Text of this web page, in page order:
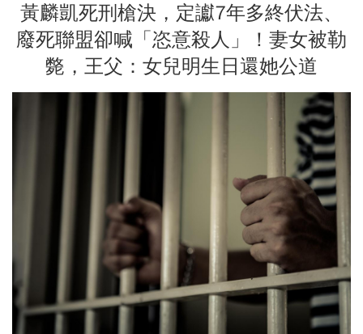
黃麟凱死刑槍決，定讞7年多終伏法、
廢死聯盟卻喊「恣意殺人」！妻女被勒
斃，王父：女兒明生日還她公道